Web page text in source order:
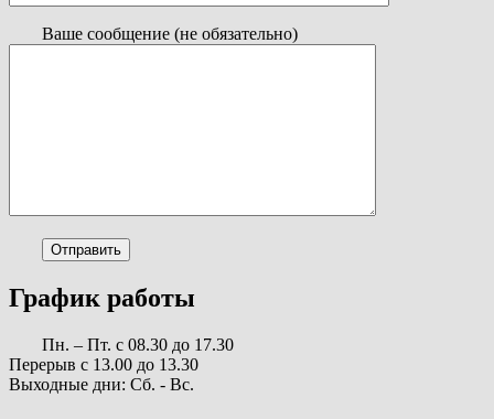
Ваше сообщение (не обязательно)
График работы
Пн. – Пт. с 08.30 до 17.30
Перерыв с 13.00 до 13.30
Выходные дни: Сб. - Вс.